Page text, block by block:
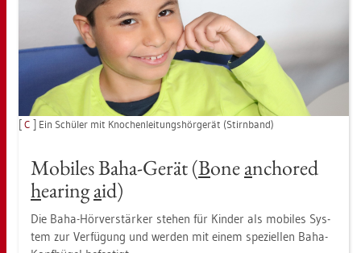
[C ] Ein Schü­ler mit Kno­chen­lei­tungs­hör­ge­rät (Stirn­band)
Mo­bi­les Baha-Gerät (Boneancho­red
hea­ringaid)
Die Baha-Hör­ver­stär­ker ste­hen für Kin­der als mo­bi­les Sys­
tem zur Ver­fü­gung und wer­den mit einem spe­zi­el­len Baha-